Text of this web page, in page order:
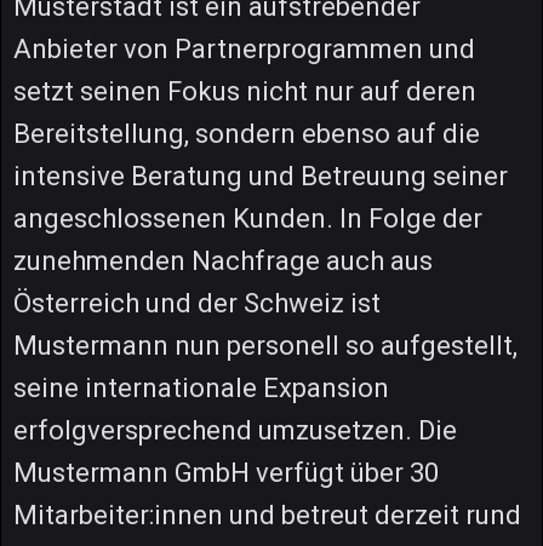
Musterstadt ist ein aufstrebender
Anbieter von Partnerprogrammen und
setzt seinen Fokus nicht nur auf deren
Bereitstellung, sondern ebenso auf die
intensive Beratung und Betreuung seiner
angeschlossenen Kunden. In Folge der
zunehmenden Nachfrage auch aus
Österreich und der Schweiz ist
Mustermann nun personell so aufgestellt,
seine internationale Expansion
erfolgversprechend umzusetzen. Die
Mustermann GmbH verfügt über 30
Mitarbeiter:innen und betreut derzeit rund